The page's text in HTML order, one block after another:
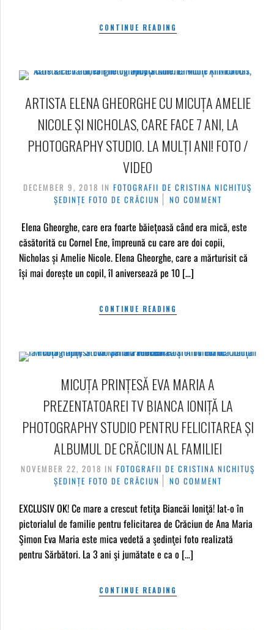
CONTINUE READING
ARTISTA ELENA GHEORGHE CU MICUȚA AMELIE
NICOLE ȘI NICHOLAS, CARE FACE 7 ANI, LA
PHOTOGRAPHY STUDIO. LA MULȚI ANI! FOTO /
VIDEO
DECEMBER 9, 2018 IN FOTOGRAFII DE CRISTINA NICHITUŞ
ȘEDINȚE FOTO DE CRĂCIUN
NO COMMENT
Elena Gheorghe, care era foarte băiețoasă când era mică, este
căsătorită cu Cornel Ene, împreună cu care are doi copii,
Nicholas și Amelie Nicole. Elena Gheorghe, care a mărturisit că
își mai dorește un copil, îl aniversează pe 10 […]
CONTINUE READING
MICUȚA PRINȚESĂ EVA MARIA A
PREZENTATOAREI TV BIANCA IONIȚĂ LA
PHOTOGRAPHY STUDIO PENTRU FELICITAREA ȘI
ALBUMUL DE CRĂCIUN AL FAMILIEI
NOVEMBER 22, 2018 IN FOTOGRAFII DE CRISTINA NICHITUŞ
ȘEDINȚE FOTO DE CRĂCIUN
NO COMMENT
EXCLUSIV OK! Ce mare a crescut fetiţa Biancăi Ioniţă! Iat-o în
pictorialul de familie pentru felicitarea de Crăciun de Ana Maria
Şimon Eva Maria este mica vedetă a şedinţei foto realizată
pentru Sărbători. La 3 ani şi jumătate e ca o […]
CONTINUE READING